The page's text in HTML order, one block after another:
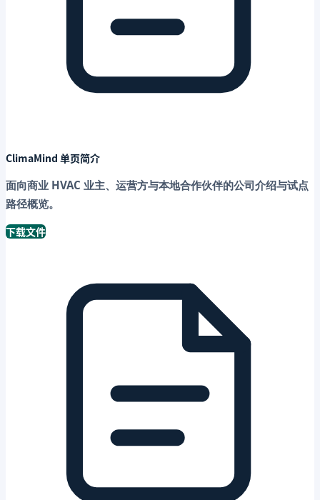
ClimaMind 单页简介
面向商业 HVAC 业主、运营方与本地合作伙伴的公司介绍与试点
路径概览。
下载文件